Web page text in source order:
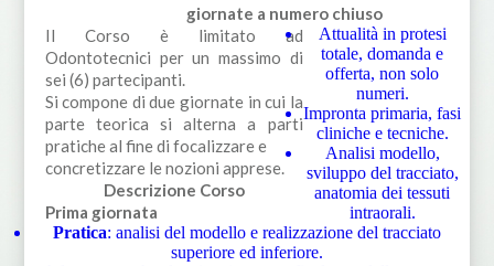
giornate a numero chiuso
Il Corso è limitato ad
Odontotecnici per un massimo di
sei (6) partecipanti.
Si compone di due giornate in cui la
parte teorica si alterna a parti
pratiche al fine di focalizzare e
concretizzare le nozioni apprese.
Descrizione Corso
Prima giornata
Attualità in protesi
totale, domanda e
offerta, non solo
numeri.
Impronta primaria, fasi
cliniche e tecniche.
Analisi modello,
sviluppo del tracciato,
anatomia dei tessuti
intraorali.
Pratica: analisi del modello e realizzazione del tracciato
superiore ed inferiore.